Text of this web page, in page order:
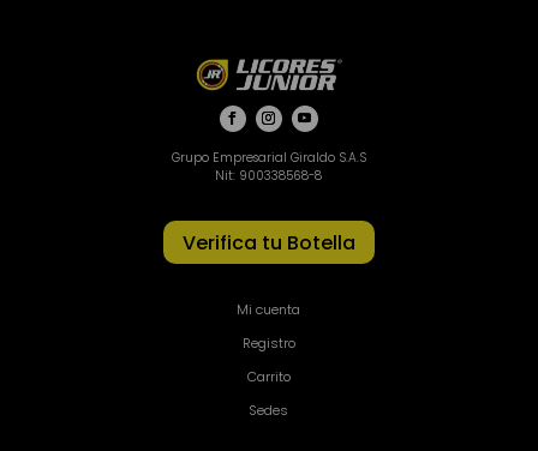
Grupo Empresarial Giraldo S.A.S
Nit: 900338568-8
Verifica tu Botella
Mi cuenta
Registro
Carrito
Sedes